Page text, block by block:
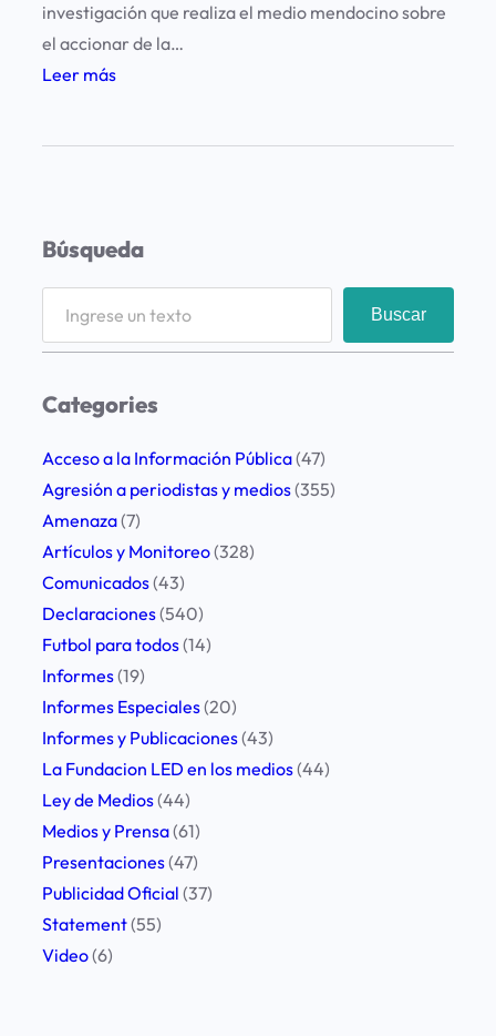
investigación que realiza el medio mendocino sobre
el accionar de la…
Leer más:
u
p
a
c
ó
n
a
r
d
o
Búsqueda
r
h
Buscar
Categories
Acceso a la Información Pública(47)
Agresión a periodistas y medios(355)
Amenaza(7)
Artículos y Monitoreo(328)
Comunicados(43)
Declaraciones(540)
Futbol para todos(14)
Informes(19)
Informes Especiales(20)
Informes y Publicaciones(43)
La Fundacion LED en los medios(44)
Ley de Medios(44)
Medios y Prensa(61)
Presentaciones(47)
Publicidad Oficial (37)
Statement(55)
Video(6)